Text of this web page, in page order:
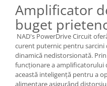
Amplificator
buget
NAD's PowerDrive Circuit
curent puternic pentru sarcini
dinamică nedistorsionată.
funcționare a amplificatorului
această inteligență pentru a
alimentare asigurând